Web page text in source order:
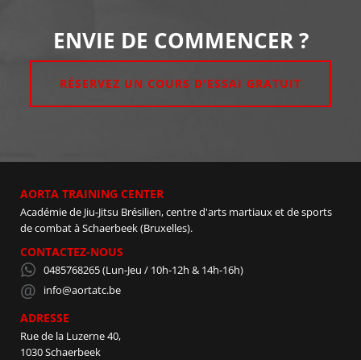
ENVIE DE COMMENCER ?
RÉSERVEZ UN COURS D'ESSAI GRATUIT
AORTA TRAINING CENTER
Académie de Jiu-Jitsu Brésilien, centre d'arts martiaux et de sports
de combat à Schaerbeek (Bruxelles).
CONTACTEZ-NOUS
0485768265(Lun-Jeu / 10h-12h & 14h-16h)
info@aortatc.be
ADRESSE
Rue de la Luzerne 40,
1030 Schaerbeek